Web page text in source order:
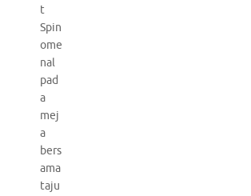
t
Spin
ome
nal
pad
a
mej
a
bers
ama
taju